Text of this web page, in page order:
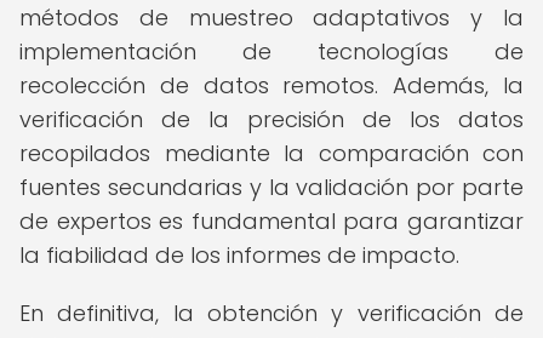
métodos de muestreo adaptativos y la
implementación de tecnologías de
recolección de datos remotos. Además, la
verificación de la precisión de los datos
recopilados mediante la comparación con
fuentes secundarias y la validación por parte
de expertos es fundamental para garantizar
la fiabilidad de los informes de impacto.
En definitiva, la obtención y verificación de